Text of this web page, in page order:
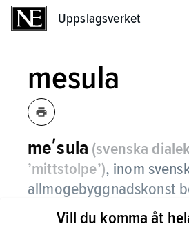
Uppslagsverket
mesula
meʹsula (svenska
’mittstolpe’), inom
allmogebyggnadskonst
en markställd stolpe
logar bär upp takåsen.
Vill du komma åt